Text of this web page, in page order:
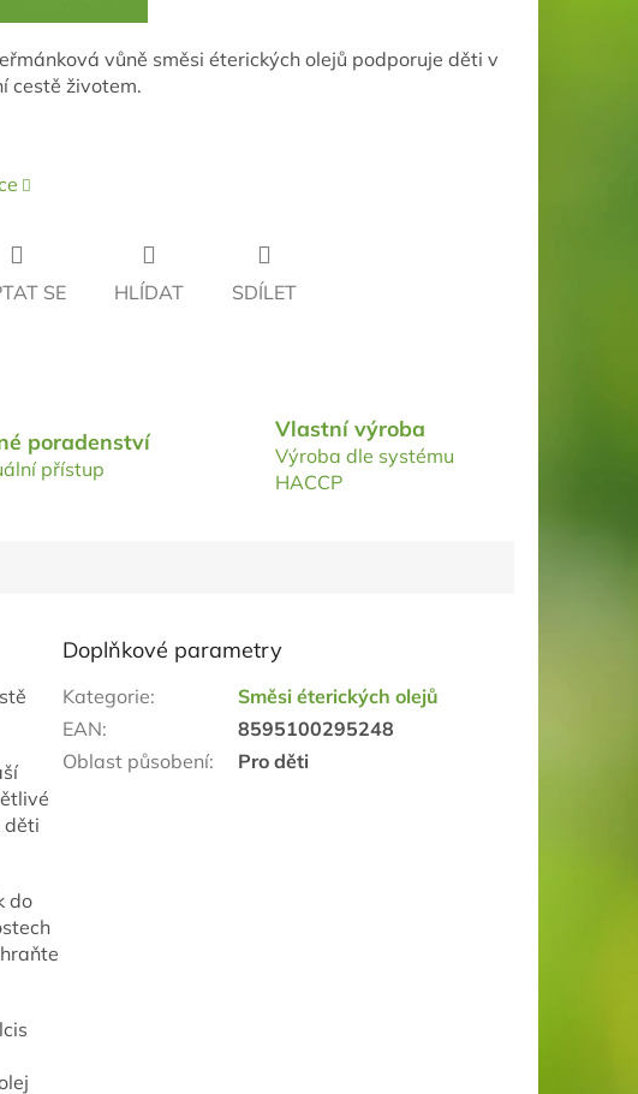
vůně směsi éterických olejů podporuje děti v
cestě životem.
SE HLÍDAT SDÍLET
poradenství
přístup
Vlastní výroba
Výroba dle systému
HACCP
děti
do
Doplňkové parametry
Kategorie:
Směsi éterických olejů
EAN:
8595100295248
Oblast působení: Pro děti